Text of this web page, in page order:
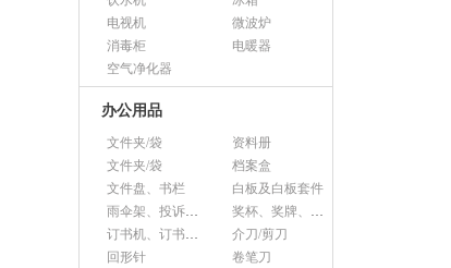
电视机
微波炉
消毒柜
电暖器
空气净化器
办公用品
文件夹/袋
资料册
文件夹/袋
档案盒
文件盘、书栏
白板及白板套件
雨伞架、投诉意见箱、杂志架等杂项
奖杯、奖牌、证书
订书机、订书针、起钉器
介刀/剪刀
回形针
卷笔刀